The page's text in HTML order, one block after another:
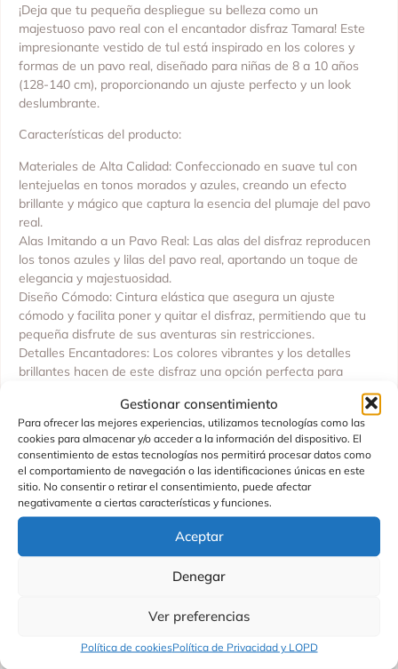
Gestionar consentimiento
Para ofrecer las mejores experiencias, utilizamos tecnologías como las
cookies para almacenar y/o acceder a la información del dispositivo. El
consentimiento de estas tecnologías nos permitirá procesar datos como
el comportamiento de navegación o las identificaciones únicas en este
sitio. No consentir o retirar el consentimiento, puede afectar
negativamente a ciertas características y funciones.
Aceptar
Denegar
Ver preferencias
Política de cookiesPolítica de Privacidad y LOPD
¡Deja que tu pequeña despliegue su belleza como un
majestuoso pavo real con el encantador disfraz Tamara! Este
impresionante vestido de tul está inspirado en los colores y
formas de un pavo real, diseñado para niñas de 8 a 10 años
(128-140 cm), proporcionando un ajuste perfecto y un look
deslumbrante.
Características del producto:
Materiales de Alta Calidad: Confeccionado en suave tul con
lentejuelas en tonos morados y azules, creando un efecto
brillante y mágico que captura la esencia del plumaje del pavo
real.
Alas Imitando a un Pavo Real: Las alas del disfraz reproducen
los tonos azules y lilas del pavo real, aportando un toque de
elegancia y majestuosidad.
Diseño Cómodo: Cintura elástica que asegura un ajuste
cómodo y facilita poner y quitar el disfraz, permitiendo que tu
pequeña disfrute de sus aventuras sin restricciones.
Detalles Encantadores: Los colores vibrantes y los detalles
brillantes hacen de este disfraz una opción perfecta para
Perfecto para:
Fiestas de Disfraces: Cumpleaños, Halloween y cualquier
evento especial donde la imaginación y la belleza sean
protagonistas.
Juegos Imaginativos: Permite que tu niña se transforme en un
Sesiones de Fotos: Captura momentos mágicos y duraderos
Tamara. ¡Tu pequeña se sentirá como la reina del jardín!
Fabricado por: Souza